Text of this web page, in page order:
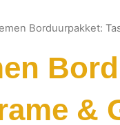
Borduurpakket:
&